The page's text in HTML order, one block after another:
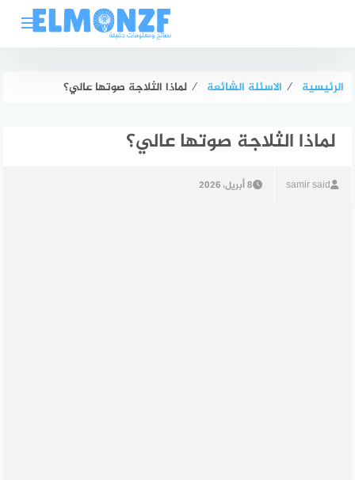
الرئيسية ⁄ الاسئلة الشائعة ⁄ لماذا الثلاجة صوتها عالي؟
لماذا الثلاجة صوتها عالي؟
samir said 8 أبريل، 2026